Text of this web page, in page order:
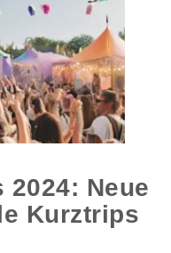
2024: Neue
Kurztrips